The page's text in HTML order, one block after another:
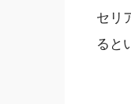
セリ
ると